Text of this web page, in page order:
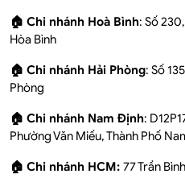
🏠 Chi nhánh Hoà Bình: Số
Hòa Bình
🏠 Chi nhánh Hải Phòng: Số
Phòng
🏠 Chi nhánh Nam Định:
Phường Văn Miếu, Thành Phố
🏠 Chi nhánh HCM: 77 Trần